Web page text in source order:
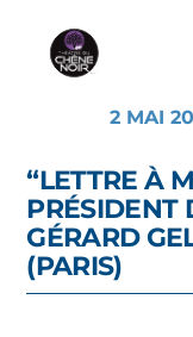
2 MAI
“LETTRE À
PRÉSIDENT
GÉRARD
(PARIS)